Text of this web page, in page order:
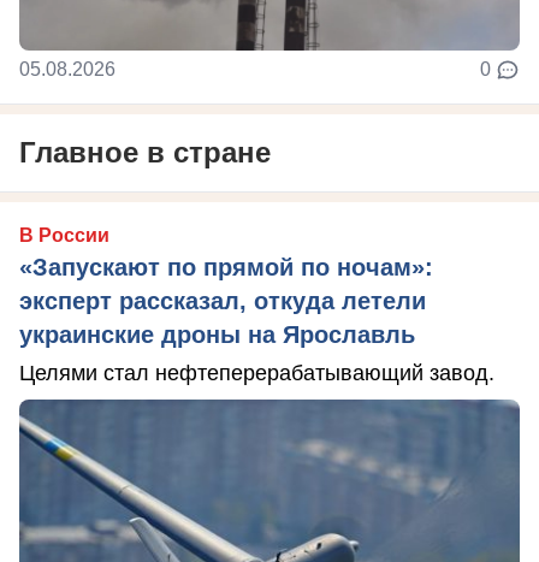
05.08.2026 0
Главное в стране
В России
«Запускают по прямой по ночам»:
эксперт рассказал, откуда летели
украинские дроны на Ярославль
Целями стал нефтеперерабатывающий завод.